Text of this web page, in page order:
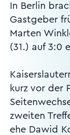
In Berlin
Gastgeber
Marten
(31.) auf 3:0
kurz vor der
zweiten
ehe Dawid